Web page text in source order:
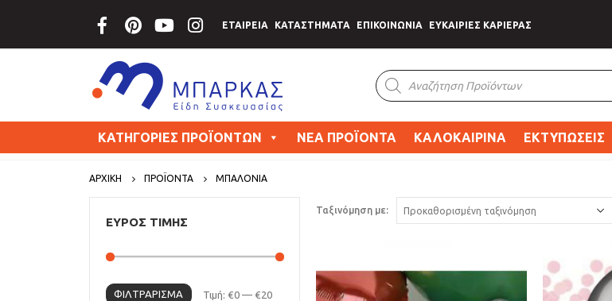
ΕΤΑΙΡΕΙΑ ΚΑΤΑΣΤΗΜΑΤΑ ΕΠΙΚΟΙΝΩΝΙΑ ΕΥΚΑΙΡΙΕΣ ΚΑΡΙΕΡΑΣ
Products
search
ΚΑΤΗΓΟΡΙΕΣ ΠΡΟΪΟΝΤΩΝ ΝΕΑ ΠΡΟΪΟΝΤΑ ΚΑΛΟΚΑΙΡΙΝΑ ΕΚΤΥΠΩΣΕΙΣ
ΑΡΧΙΚΗ ΠΡΟΪΟΝΤΑ ΜΠΑΛΟΝΙΑ
Ταξινόμηση με:
ΕΥΡΟΣ ΤΙΜΗΣ
ΦΙΛΤΡΆΡΙΣΜΑ Τιμή: €0— €20